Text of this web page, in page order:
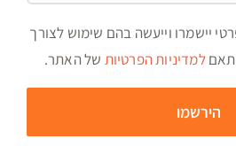
יישמרו וייעשה בהם שימוש לצורך
למדיניות הפרטיות של האתר.